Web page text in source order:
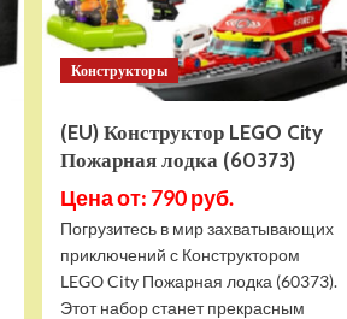
Конструкторы
(EU) Конструктор LEGO City
Пожарная лодка (60373)
Цена от: 790 руб.
Погрузитесь в мир захватывающих
приключений с Конструктором
LEGO City Пожарная лодка (60373).
Этот набор станет прекрасным